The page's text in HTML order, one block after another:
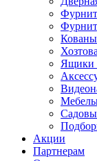
Ящики
Акции
Партнерам